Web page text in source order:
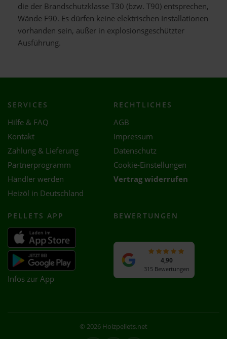
die der Brandschutzklasse T30 (bzw. T90) entsprechen,
Wände F90. Es dürfen keine elektrischen Installationen
vorhanden sein, außer in explosionsgeschützter
Ausführung.
SERVICES
Hilfe & FAQ
Kontakt
Zahlung & Lieferung
Partnerprogramm
Händler werden
Heizöl in Deutschland
RECHTLICHES
AGB
Impressum
Datenschutz
Cookie-Einstellungen
Vertrag widerrufen
PELLETS APP
Infos zur App
BEWERTUNGEN
4,90
315 Bewertungen
© 2026 Holzpellets.net